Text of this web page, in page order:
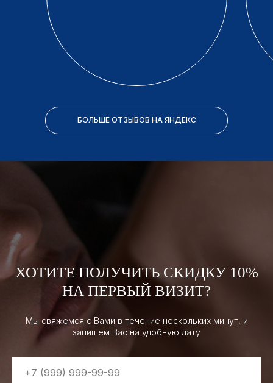
БОЛЬШЕ ОТЗЫВОВ НА ЯНДЕКС
ХОТИТЕ ПОЛУЧИТЬ СКИДКУ 10%
НА ПЕРВЫЙ ВИЗИТ?
Мы свяжемся с Вами в течение нескольких минут, и
запишем Вас на удобную дату